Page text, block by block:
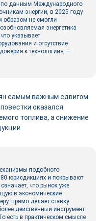
по данным Международного
энергии, в 2025 году
образом не смогли
энергетика
указывает
и отсутствие
к технологии», —
самым важным сдвигом
оказался
топлива, а снижение
подобного
юрисдикциях и покрывают
что рынок уже
в экономические
прямо делает ставку
действенный инструмент
есть в практическом смысле